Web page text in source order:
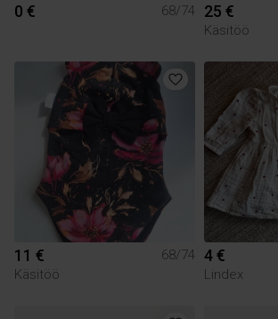
0 € 68/74 25 €
Käsitöö
11 €
68/74
Käsitöö
4 €
Lindex